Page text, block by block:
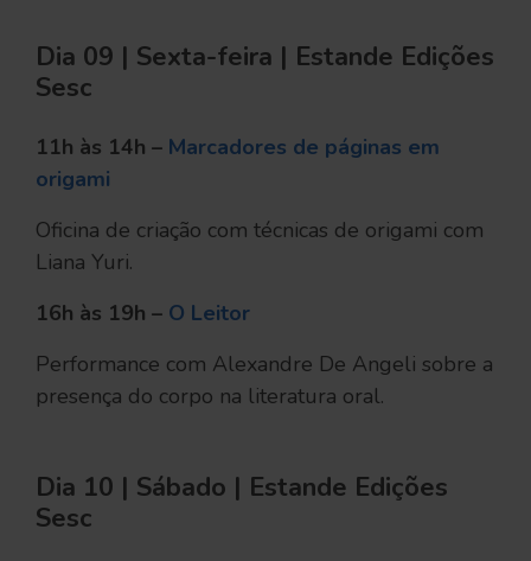
Dia 09 | Sexta-feira | Estande Edições
Sesc
11h às 14h – Marcadores de páginas em
origami
Oficina de criação com técnicas de origami com
Liana Yuri.
16h às 19h – O Leitor
Performance com Alexandre De Angeli sobre a
presença do corpo na literatura oral.
Dia 10 | Sábado | Estande Edições
Sesc